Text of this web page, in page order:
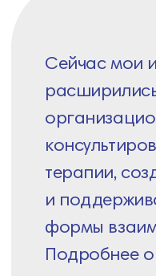
Этот сайт будет
курсы и воркшопы для
работает с людьми и
А все актуальное
Renata in